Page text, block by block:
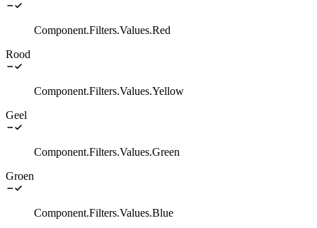
Component.Filters.Values.Red
Rood
Component.Filters.Values.Yellow
Geel
Component.Filters.Values.Green
Groen
Component.Filters.Values.Blue